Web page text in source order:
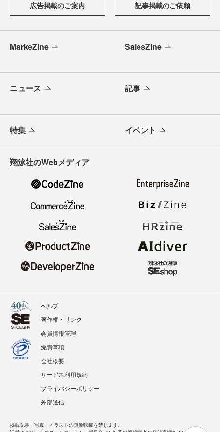
広告掲載のご案内 記事掲載のご依頼
MarkeZine SalesZine
ニュース 記事
特集 イベント
翔泳社のWebメディア
ヘルプ
著作権・リンク
会員情報管理
免責事項
会社概要
サービス利用規約
プライバシーポリシー
外部送信
掲載記事、写真、イラストの無断転載を禁じます。